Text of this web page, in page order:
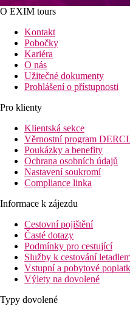
O EXIM tours
Kontakt
Pobočky
Kariéra
O nás
Užitečné dokumenty
Prohlášení o přístupnosti
Pro klienty
Klientská sekce
Věrnostní program
Poukázky a benefity
Ochrana osobních údajů
Nastavení soukromí
Compliance linka
Informace k zájezdu
Cestovní pojištění
Časté dotazy
Podmínky pro cestující
Služby k cestování
Vstupní a pobytové
Výlety na dovolené
Typy dovolené